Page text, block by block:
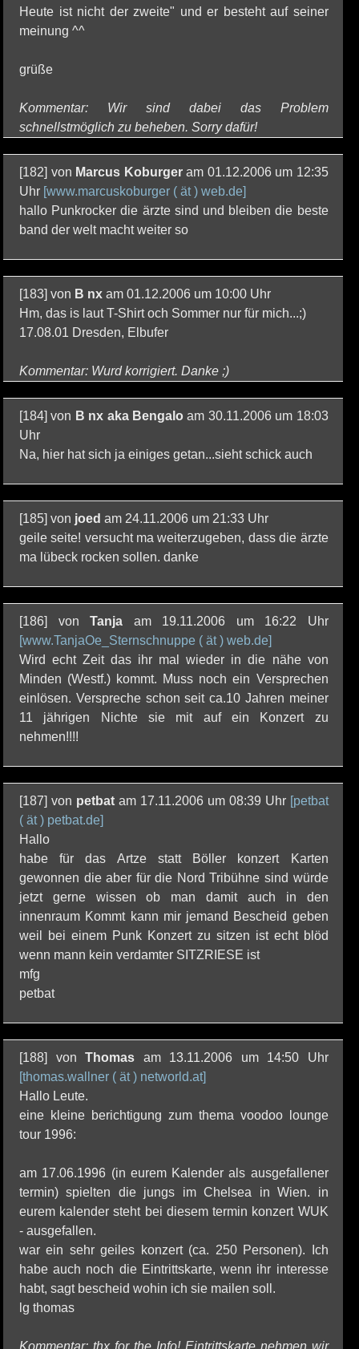
Heute ist nicht der zweite" und er besteht auf seiner
meinung ^^
grüße
Kommentar: Wir sind dabei das Problem
schnellstmöglich zu beheben. Sorry dafür!
[182] von Marcus Koburgeram 01.12.2006 um 12:35
Uhr [www.marcuskoburger ( ät ) web.de]
hallo Punkrocker die ärzte sind und bleiben die beste
band der welt macht weiter so
[183] von B nx am 01.12.2006 um 10:00 Uhr
Hm, das is laut T-Shirt och Sommer nur für mich...;)
17.08.01 Dresden, Elbufer
Kommentar: Wurd korrigiert. Danke ;)
[184] von B nx aka Bengalo am 30.11.2006 um 18:03
Uhr
Na, hier hat sich ja einiges getan...sieht schick auch
[185] von joed am 24.11.2006 um 21:33 Uhr
geile seite! versucht ma weiterzugeben, dass die ärzte
ma lübeck rocken sollen. danke
[186] vonTanja am 19.11.2006 um 16:22 Uhr
[www.TanjaOe_Sternschnuppe ( ät ) web.de]
Wird echt Zeit das ihr mal wieder in die nähe von
Minden (Westf.) kommt. Muss noch ein Versprechen
einlösen. Verspreche schon seit ca.10 Jahren meiner
11 jährigen Nichte sie mit auf ein Konzert zu
nehmen!!!!
[187] von petbatam 17.11.2006 um 08:39 Uhr [petbat
( ät ) petbat.de]
Hallo
habe für das Artze statt Böller konzert Karten
gewonnen die aber für die Nord Tribühne sind würde
jetzt gerne wissen ob man damit auch in den
innenraum Kommt kann mir jemand Bescheid geben
weil bei einem Punk Konzert zu sitzen ist echt blöd
wenn mann kein verdamter SITZRIESE ist
mfg
petbat
[188] vonThomas am 13.11.2006 um 14:50 Uhr
[thomas.wallner ( ät ) networld.at]
Hallo Leute.
eine kleine berichtigung zum thema voodoo lounge
tour 1996:
am 17.06.1996 (in eurem Kalender als ausgefallener
termin) spielten die jungs im Chelsea in Wien. in
eurem kalender steht bei diesem termin konzert WUK
- ausgefallen.
war ein sehr geiles konzert (ca. 250 Personen). Ich
habe auch noch die Eintrittskarte, wenn ihr interesse
habt, sagt bescheid wohin ich sie mailen soll.
lg thomas
Kommentar: thx for the Info! Eintrittskarte nehmen wir